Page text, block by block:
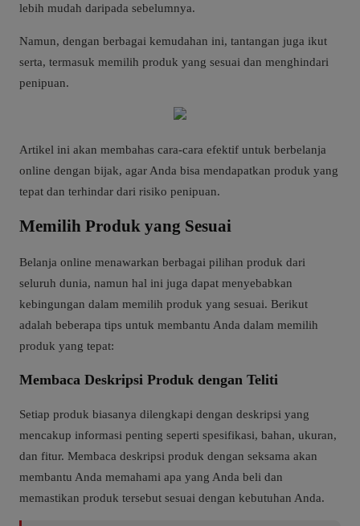
lebih mudah daripada sebelumnya.
Namun, dengan berbagai kemudahan ini, tantangan juga ikut
serta, termasuk memilih produk yang sesuai dan menghindari
penipuan.
Artikel ini akan membahas cara-cara efektif untuk berbelanja
online dengan bijak, agar Anda bisa mendapatkan produk yang
tepat dan terhindar dari risiko penipuan.
Memilih Produk yang Sesuai
Belanja online menawarkan berbagai pilihan produk dari
seluruh dunia, namun hal ini juga dapat menyebabkan
kebingungan dalam memilih produk yang sesuai. Berikut
adalah beberapa tips untuk membantu Anda dalam memilih
produk yang tepat:
Membaca Deskripsi Produk dengan Teliti
Setiap produk biasanya dilengkapi dengan deskripsi yang
mencakup informasi penting seperti spesifikasi, bahan, ukuran,
dan fitur. Membaca deskripsi produk dengan seksama akan
membantu Anda memahami apa yang Anda beli dan
memastikan produk tersebut sesuai dengan kebutuhan Anda.